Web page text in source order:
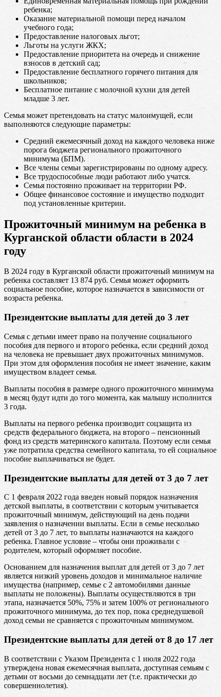
ребенка;
Оказание материальной помощи перед началом
учебного года;
Предоставление налоговых льгот;
Льготы на услуги ЖКХ;
Предоставление приоритета на очередь и снижение
взносов в детский сад;
Предоставление бесплатного горячего питания для
школьников;
Бесплатное питание с молочной кухни для детей
младше 3 лет.
Семья может претендовать на статус малоимущей, если
выполняются следующие параметры:
Средний ежемесячный доход на каждого человека ниже
порога бюджета регионального прожиточного
минимума (БПМ).
Все члены семьи зарегистрированы по одному адресу.
Все трудоспособные люди работают либо учатся.
Семья постоянно проживает на территории РФ.
Общее финансовое состояние и имущество подходит
под установленные критерии.
Прожиточный минимум на ребенка в
Курганской области области в 2024
году
В 2024 году в Курганской области прожиточный минимум на
ребенка составляет 13 874 руб. Семья может оформить
социальное пособие, которое назначается в зависимости от
возраста ребенка.
Президентские выплаты для детей до 3 лет
Семья с детьми имеет право на получение социального
пособия для первого и второго ребенка, если средний доход
на человека не превышает двух прожиточных минимумов.
При этом для оформления пособия не имеет значение, каким
имуществом владеет семья.
Выплаты пособия в размере одного прожиточного минимума
в месяц будут идти до того момента, как малышу исполнится
3 года.
Выплаты на первого ребенка производит соцзащита из
средств федерального бюджета, на второго – пенсионный
фонд из средств материнского капитала. Поэтому если семья
уже потратила средства семейного капитала, то ей социальное
пособие выплачиваться не будет.
Президентские выплаты для детей от 3 до 7 лет
С 1 февраля 2022 года введен новый порядок назначения
детской выплаты, в соответствии с которым учитывается
прожиточный минимум, действующий на день подачи
заявления о назначении выплаты. Если в семье несколько
детей от 3 до 7 лет, то выплаты назначаются на каждого
ребенка. Главное условие – чтобы они проживали с
родителем, который оформляет пособие.
Основанием для назначения выплат для детей от 3 до 7 лет
является низкий уровень доходов и минимальное наличие
имущества (например, семье с 2 автомобилями данные
выплаты не положены). Выплаты осуществляются в три
этапа, назначается 50%, 75% и затем 100% от регионального
прожиточного минимума, до тех пор, пока среднедушевой
доход семьи не сравняется с прожиточным минимумом.
Президентские выплаты для детей от 8 до 17 лет
В соответствии с Указом Президента с 1 июля 2022 года
утверждена новая ежемесячная выплата, доступная семьям с
детьми от восьми до семнадцати лет (т.е. практически до
совершеннолетия).